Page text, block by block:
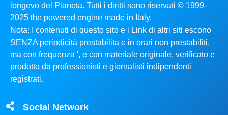
longevo del Pianeta. Tutti i diritti sono riservati © 1999-
2025 the powered engine made in Italy.
Nota: I contenuti di questo sito e i Link di altri siti escono
SENZA periodicità prestabilita e in orari non prestabiliti,
ma con frequenza ', e con materiale originale, verificato e
prodotto da professionisti e giornalisti indipendenti
registrati.
Social Network